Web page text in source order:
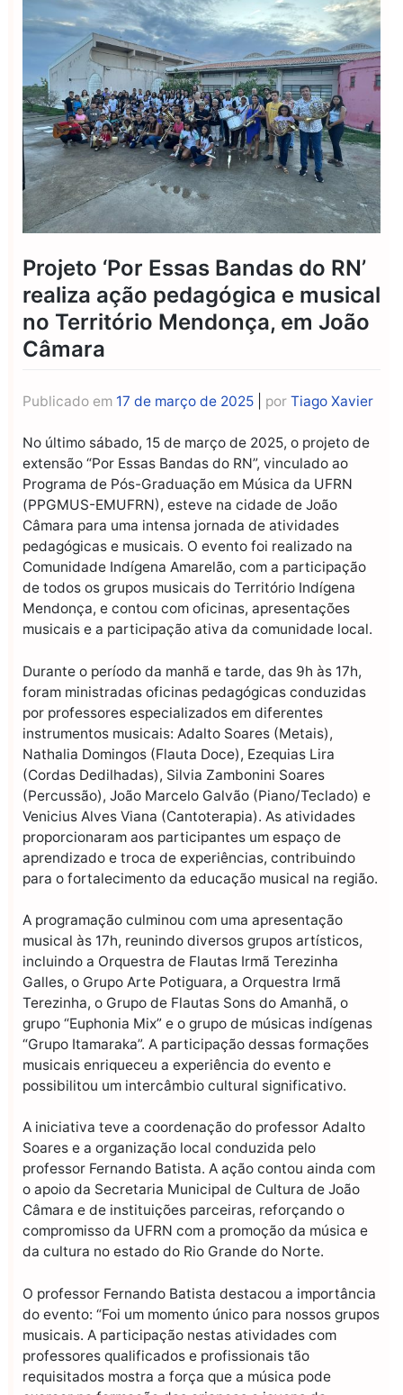
Projeto ‘Por Essas Bandas do RN’
realiza ação pedagógica e musical
no Território Mendonça, em João
Câmara
Publicado em 17 de março de 2025 por Tiago Xavier
No último sábado, 15 de março de 2025, o projeto de
extensão “Por Essas Bandas do RN”, vinculado ao
Programa de Pós-Graduação em Música da UFRN
(PPGMUS-EMUFRN), esteve na cidade de João
Câmara para uma intensa jornada de atividades
pedagógicas e musicais. O evento foi realizado na
Comunidade Indígena Amarelão, com a participação
de todos os grupos musicais do Território Indígena
Mendonça, e contou com oficinas, apresentações
musicais e a participação ativa da comunidade local.
Durante o período da manhã e tarde, das 9h às 17h,
foram ministradas oficinas pedagógicas conduzidas
por professores especializados em diferentes
instrumentos musicais: Adalto Soares (Metais),
Nathalia Domingos (Flauta Doce), Ezequias Lira
(Cordas Dedilhadas), Silvia Zambonini Soares
(Percussão), João Marcelo Galvão (Piano/Teclado) e
Venicius Alves Viana (Cantoterapia). As atividades
proporcionaram aos participantes um espaço de
aprendizado e troca de experiências, contribuindo
para o fortalecimento da educação musical na região.
A programação culminou com uma apresentação
musical às 17h, reunindo diversos grupos artísticos,
incluindo a Orquestra de Flautas Irmã Terezinha
Galles, o Grupo Arte Potiguara, a Orquestra Irmã
Terezinha, o Grupo de Flautas Sons do Amanhã, o
grupo “Euphonia Mix” e o grupo de músicas indígenas
“Grupo Itamaraka”. A participação dessas formações
musicais enriqueceu a experiência do evento e
possibilitou um intercâmbio cultural significativo.
A iniciativa teve a coordenação do professor Adalto
Soares e a organização local conduzida pelo
professor Fernando Batista. A ação contou ainda com
o apoio da Secretaria Municipal de Cultura de João
Câmara e de instituições parceiras, reforçando o
compromisso da UFRN com a promoção da música e
da cultura no estado do Rio Grande do Norte.
O professor Fernando Batista destacou a importância
do evento: “Foi um momento único para nossos grupos
musicais. A participação nestas atividades com
professores qualificados e profissionais tão
requisitados mostra a força que a música pode